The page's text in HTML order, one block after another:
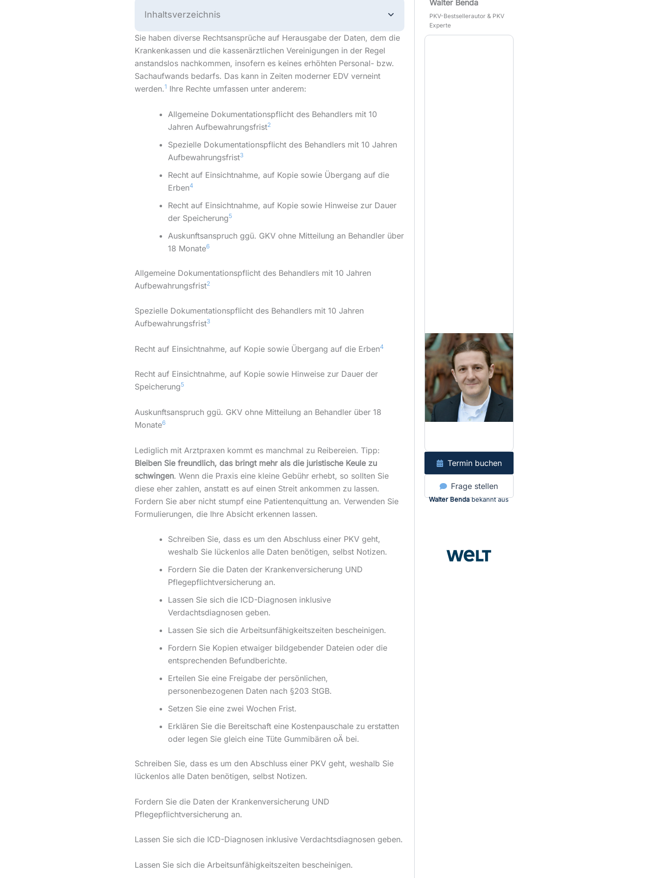
Inhaltsverzeichnis
Sie haben diverse Rechtsansprüche auf Herausgabe der Daten, dem die
Krankenkassen und die kassenärztlichen Vereinigungen in der Regel
anstandslos nachkommen, insofern es keines erhöhten Personal- bzw.
Sachaufwands bedarfs. Das kann in Zeiten moderner EDV verneint
werden.1 Ihre Rechte umfassen unter anderem:
Allgemeine Dokumentationspflicht des Behandlers mit 10
Jahren Aufbewahrungsfrist2
Spezielle Dokumentationspflicht des Behandlers mit 10 Jahren
Aufbewahrungsfrist3
Recht auf Einsichtnahme, auf Kopie sowie Übergang auf die
Erben4
Recht auf Einsichtnahme, auf Kopie sowie Hinweise zur Dauer
der Speicherung5
Auskunftsanspruch ggü. GKV ohne Mitteilung an Behandler über
18 Monate6
Allgemeine Dokumentationspflicht des Behandlers mit 10 Jahren
Aufbewahrungsfrist2
Spezielle Dokumentationspflicht des Behandlers mit 10 Jahren
Aufbewahrungsfrist3
Recht auf Einsichtnahme, auf Kopie sowie Übergang auf die Erben4
Recht auf Einsichtnahme, auf Kopie sowie Hinweise zur Dauer der
Speicherung5
Auskunftsanspruch ggü. GKV ohne Mitteilung an Behandler über 18
Monate6
Lediglich mit Arztpraxen kommt es manchmal zu Reibereien. Tipp:
Bleiben Sie freundlich, das bringt mehr als die juristische Keule zu
schwingen. Wenn die Praxis eine kleine Gebühr erhebt, so sollten Sie
diese eher zahlen, anstatt es auf einen Streit ankommen zu lassen.
Fordern Sie aber nicht stumpf eine Patientenquittung an. Verwenden Sie
Formulierungen, die Ihre Absicht erkennen lassen.
Schreiben Sie, dass es um den Abschluss einer PKV geht,
weshalb Sie lückenlos alle Daten benötigen, selbst Notizen.
Fordern Sie die Daten der Krankenversicherung UND
Pflegepflichtversicherung an.
Lassen Sie sich die ICD-Diagnosen inklusive
Verdachtsdiagnosen geben.
Lassen Sie sich die Arbeitsunfähigkeitszeiten bescheinigen.
Fordern Sie Kopien etwaiger bildgebender Dateien oder die
entsprechenden Befundberichte.
Erteilen Sie eine Freigabe der persönlichen,
personenbezogenen Daten nach §203 StGB.
Setzen Sie eine zwei Wochen Frist.
Erklären Sie die Bereitschaft eine Kostenpauschale zu erstatten
oder legen Sie gleich eine Tüte Gummibären oÄ bei.
Schreiben Sie, dass es um den Abschluss einer PKV geht, weshalb Sie
lückenlos alle Daten benötigen, selbst Notizen.
Fordern Sie die Daten der Krankenversicherung UND
Pflegepflichtversicherung an.
Lassen Sie sich die ICD-Diagnosen inklusive Verdachtsdiagnosen geben.
Lassen Sie sich die Arbeitsunfähigkeitszeiten bescheinigen.
Walter Benda
PKV-Bestsellerautor & PKV
Experte
Termin buchen
Frage stellen
Walter Bendabekannt aus